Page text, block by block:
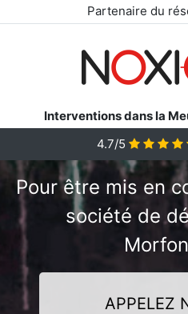
Partenaire du
Interventions dans la
4.7/5
Pour être mis en
société de
APPELEZ